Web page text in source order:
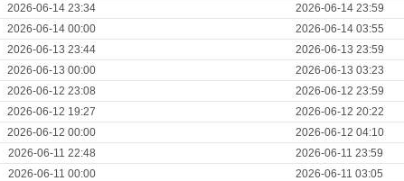
2026-06-14 23:34 2026-06-14 23:59
2026-06-14 00:00 2026-06-14 03:55
2026-06-13 23:44 2026-06-13 23:59
2026-06-13 00:00 2026-06-13 03:23
2026-06-12 23:08 2026-06-12 23:59
2026-06-12 19:27 2026-06-12 20:22
2026-06-12 00:00 2026-06-12 04:10
2026-06-11 22:48 2026-06-11 23:59
2026-06-11 00:00 2026-06-11 03:05